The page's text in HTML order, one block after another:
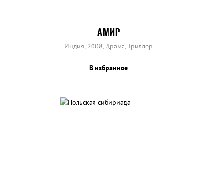
АМИР
Индия, 2008, Драма, Триллер
В избранное